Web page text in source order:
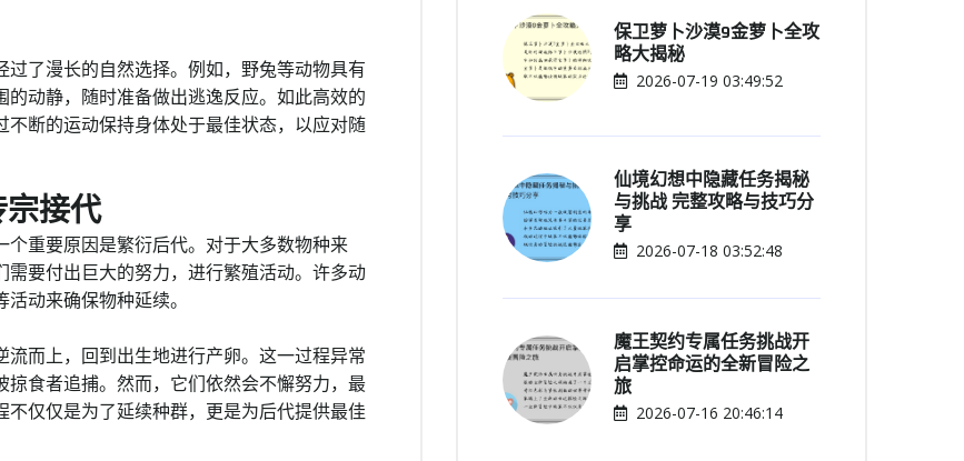
了漫长的自然选择。例如，野兔等动物具有
动静，随时准备做出逃逸反应。如此高效的
断的运动保持身体处于最佳状态，以应对随
接代
重要原因是繁衍后代。对于大多数物种来
要付出巨大的努力，进行繁殖活动。许多动
动来确保物种延续。
而上，回到出生地进行产卵。这一过程异常
食者追捕。然而，它们依然会不懈努力，最
仅仅是为了延续种群，更是为后代提供最佳
保卫萝卜沙漠9金萝卜全攻
略大揭秘
2026-07-19 03:49:52
仙境幻想中隐藏任务揭秘
与挑战 完整攻略与技巧分
享
2026-07-18 03:52:48
魔王契约专属任务挑战开
启掌控命运的全新冒险之
旅
2026-07-16 20:46:14